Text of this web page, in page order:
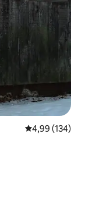
4,99 av 5 i
4,99 (134)